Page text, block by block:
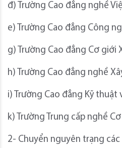
đ) Trường Cao đẳng nghề
e) Trường Cao đẳng Công
g) Trường Cao đẳng Cơ giới
h) Trường Cao đẳng nghề
i) Trường Cao đẳng Kỹ thuật
k) Trường Trung cấp nghề
2- Chuyển nguyên trạng